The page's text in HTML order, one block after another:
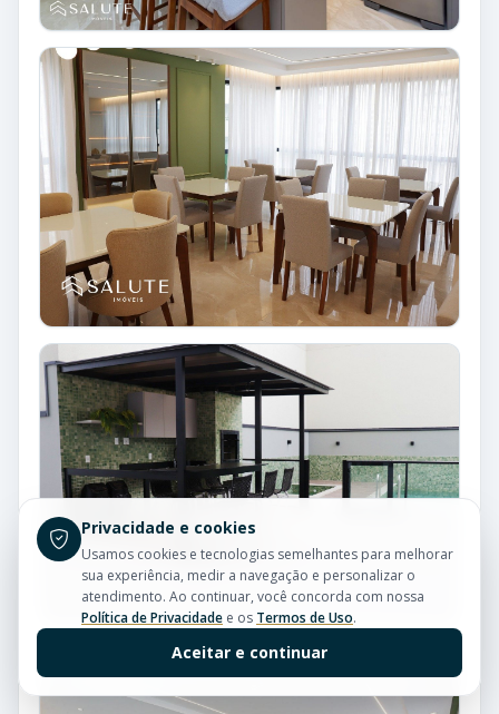
Privacidade e cookies
Usamos cookies e tecnologias semelhantes para melhorar
sua experiência, medir a navegação e personalizar o
atendimento. Ao continuar, você concorda com nossa
Política de Privacidade e os Termos de Uso.
Aceitar e continuar